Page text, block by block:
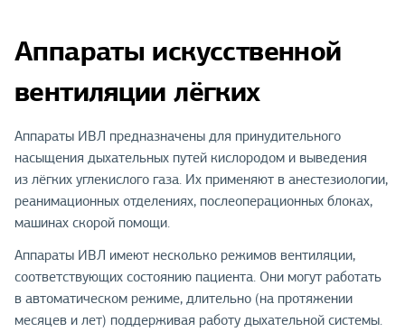
Аппараты искусственной
вентиляции лёгких
Аппараты ИВЛ предназначены для принудительного
насыщения дыхательных путей кислородом и выведения
из лёгких углекислого газа. Их применяют в анестезиологии,
реанимационных отделениях, послеоперационных блоках,
машинах скорой помощи.
Аппараты ИВЛ имеют несколько режимов вентиляции,
соответствующих состоянию пациента. Они могут работать
в автоматическом режиме, длительно (на протяжении
месяцев и лет) поддерживая работу дыхательной системы.